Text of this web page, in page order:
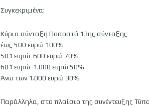
Συγκεκριμένα:
Κύρια σύνταξη Ποσοστό 13ης σύνταξης
έως 500 ευρώ 100%
501 ευρώ-600 ευρώ 70%
601 ευρώ-1.000 ευρώ 50%
Άνω των 1.000 ευρώ 30%
Παράλληλα, στο πλαίσιο της συνέντευξης